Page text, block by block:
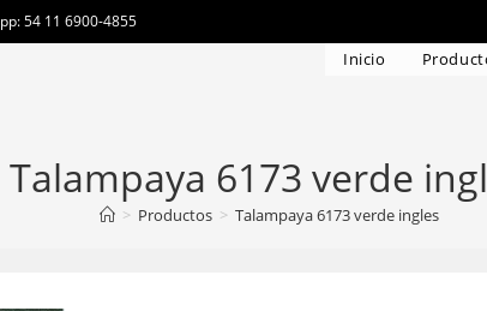
54 11 6900-4855
Inicio
Talampaya 6173 verde
> Productos > Talampaya 6173 verde ingles